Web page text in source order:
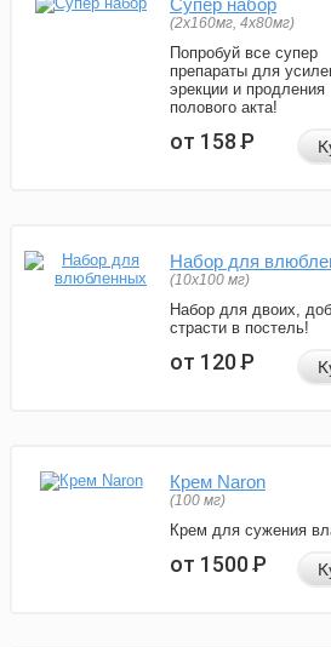
Супер набор
(2х160мг, 4х80мг)
Попробуй все супер
препараты для
эрекции и продления
полового акта!
от 158Р
Набор для
(10х100 мг)
Набор для двоих,
страсти в постель!
от 120Р
Крем Naron
(100 мг)
Крем для сужения
от 1500Р